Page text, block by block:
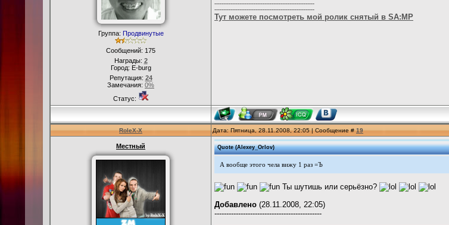
Группа: Продвинутые
Сообщений: 175
Награды: 2
Город: E-burg
Репутация: 24
Замечания: 0%
Статус:
--------------------------------------------------------
--------------------------------------------------------
Тут можете посмотреть мой ролик снятый в SA:MP
RoleX-X Дата: Пятница, 28.11.2008, 22:05 | Сообщение #19
Местный Quote(Alexey_Orlov)
А вообще этого чела вижу 1 раз =Ъ
Ты шутишь или серьёзно?
Добавлено (28.11.2008, 22:05)
---------------------------------------------